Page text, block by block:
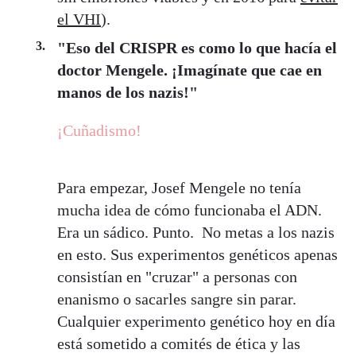
el VHI).
"Eso del CRISPR es como lo que hacía el
doctor Mengele. ¡Imagínate que cae en
manos de los nazis!"
¡Cuñadismo!
Para empezar, Josef Mengele no tenía
mucha idea de cómo funcionaba el ADN.
Era un sádico. Punto. No metas a los nazis
en esto. Sus experimentos genéticos apenas
consistían en "cruzar" a personas con
enanismo o sacarles sangre sin parar.
Cualquier experimento genético hoy en día
está sometido a comités de ética y las